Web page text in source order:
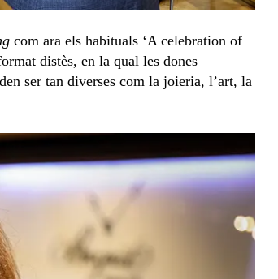
com ara els habituals ‘A celebration of
distès, en la qual les dones
ser tan diverses com la joieria, l’art, la